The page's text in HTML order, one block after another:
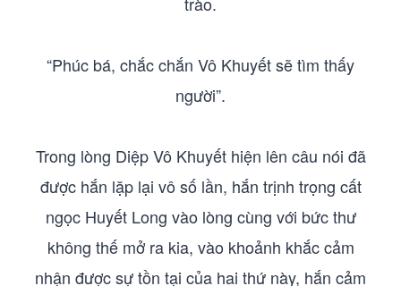
“Phúc bá, chắc chắn Vô Khuyết sẽ tìm thấy
người”.
Trong lòng Diệp Vô Khuyết hiện lên câu nói đã
được hắn lặp lại vô số lần, hắn trịnh trọng cất
ngọc Huyết Long vào lòng cùng với bức thư
không thế mở ra kia, vào khoảnh khắc cảm
nhận được sự tồn tại của hai thứ này, hắn cảm